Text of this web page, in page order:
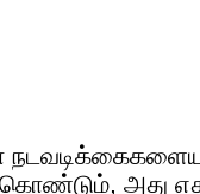
கொண்டும், அது